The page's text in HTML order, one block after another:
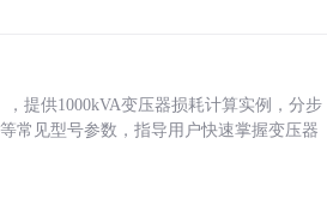
提供1000kVA变压器损耗计算实例，分步
常见型号参数，指导用户快速掌握变压器